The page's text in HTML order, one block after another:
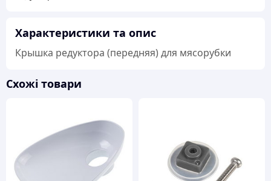
Характеристики та опис
Крышка редуктора (передняя) для мясорубки
Схожі товари